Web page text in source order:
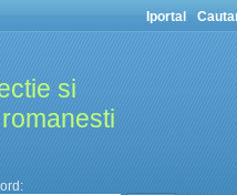
Iportal
si